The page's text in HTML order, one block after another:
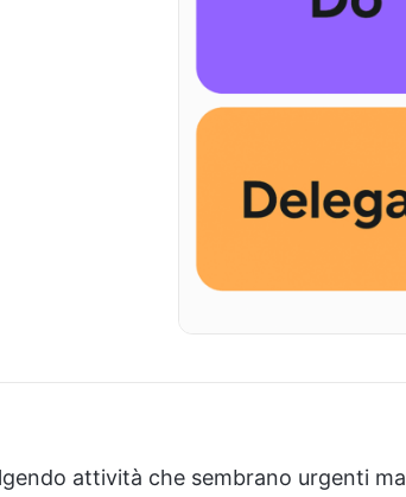
attività che sembrano urgenti ma